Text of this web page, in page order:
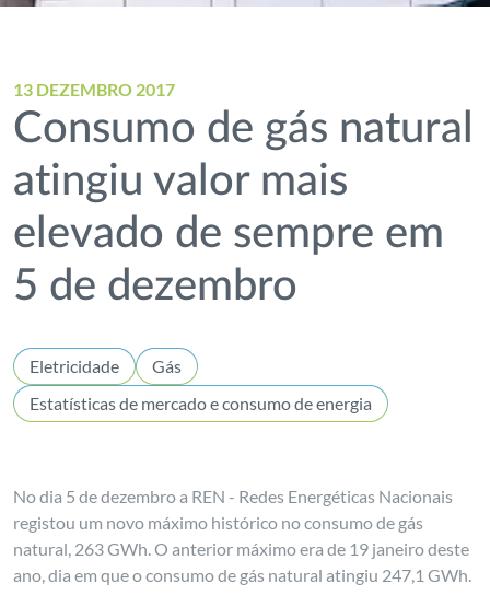
13 DEZEMBRO 2017
Consumo de gás natural
atingiu valor mais
elevado de sempre em
5 de dezembro
Eletricidade
Gás
Estatísticas de mercado e consumo de energia
No dia 5 de dezembro a REN - Redes Energéticas Nacionais
registou um novo máximo histórico no consumo de gás
natural, 263 GWh. O anterior máximo era de 19 janeiro deste
ano, dia em que o consumo de gás natural atingiu 247,1 GWh.